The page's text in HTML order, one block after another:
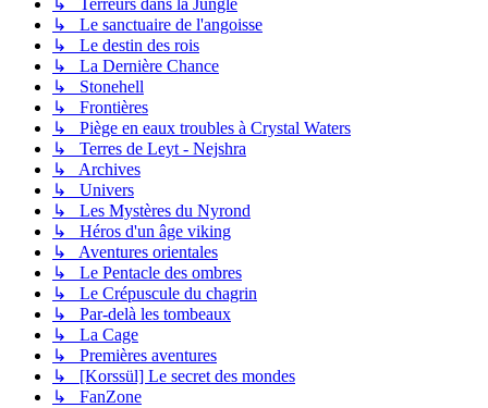
↳ Terreurs dans la Jungle
↳ Le sanctuaire de l'angoisse
↳ Le destin des rois
↳ La Dernière Chance
↳ Stonehell
↳ Frontières
↳ Piège en eaux troubles à Crystal Waters
↳ Terres de Leyt - Nejshra
↳ Archives
↳ Univers
↳ Les Mystères du Nyrond
↳ Héros d'un âge viking
↳ Aventures orientales
↳ Le Pentacle des ombres
↳ Le Crépuscule du chagrin
↳ Par-delà les tombeaux
↳ La Cage
↳ Premières aventures
↳ [Korssül] Le secret des mondes
↳ FanZone